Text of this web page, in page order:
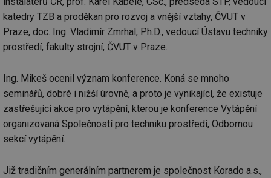
katedry TZB a proděkan pro rozvoj a vnější vztahy, ČVUT v
Praze, doc. Ing. Vladimír Zmrhal, Ph.D., vedoucí Ústavu techniky
prostředí, fakulty strojní, ČVUT v Praze.
Ing. Mikeš ocenil význam konference. Koná se mnoho
seminářů, dobré i nižší úrovně, a proto je vynikající, že existuje
zastřešující akce pro vytápění, kterou je konference Vytápění
organizovaná Společností pro techniku prostředí, Odbornou
sekcí vytápění.
Již tradičním generálním partnerem je společnost Korado a.s.,